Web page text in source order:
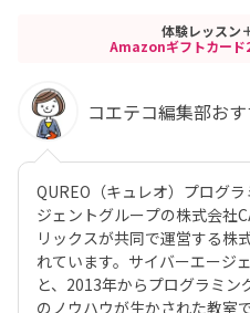
体験レッスン
Amazonギフトカード
コエテコ編集部お
QUREO（キュレオ）プログ
ジェントグループの株式会社
リックスが共同で運営する株
れています。サイバーエージ
と、2013年からプログラミ
のノウハウが生かされた教室